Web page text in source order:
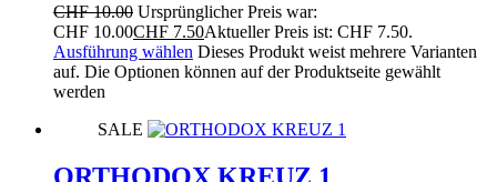
CHF10.00 Ursprünglicher Preis war:
CHF 10.00CHF 7.50Aktueller Preis ist: CHF 7.50.
Ausführung wählen Dieses Produkt weist mehrere Varianten
auf. Die Optionen können auf der Produktseite gewählt
werden
SALE
ORTHODOX KREUZ 1